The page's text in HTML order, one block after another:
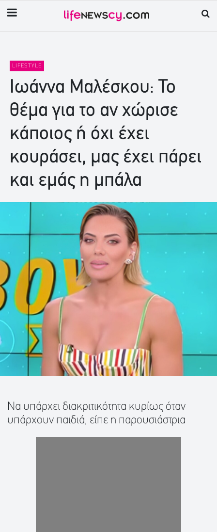
LIFESTYLE
Ιωάννα Μαλέσκου: Το
θέμα για το αν χώρισε
κάποιος ή όχι έχει
κουράσει, μας έχει πάρει
και εμάς η μπάλα
Να υπάρχει διακριτικότητα κυρίως όταν
υπάρχουν παιδιά, είπε η παρουσιάστρια